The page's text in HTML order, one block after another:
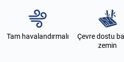
Tam havalandırmalı
Çevre dostu
zemin